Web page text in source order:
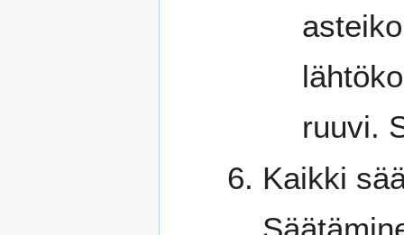
ruuvi.
Kaikki